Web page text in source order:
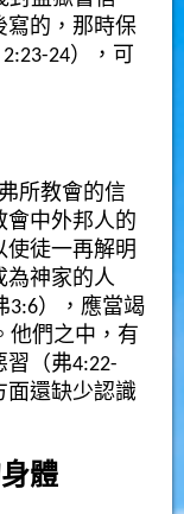
寫的，那時保
24），可
所教會的信
會中外邦人的
使徒一再解明
為神家的人
3:6），應當竭
他們之中，有
（弗4:22-
面還缺少認識
體